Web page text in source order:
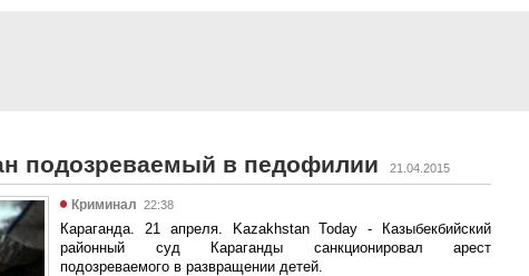
подозреваемый в педофилии 21.04.2015
Криминал 22:38
Караганда. 21 апреля. Kazakhstan Today - Казыбекбийский
районный суд Караганды санкционировал арест
подозреваемого в развращении детей.